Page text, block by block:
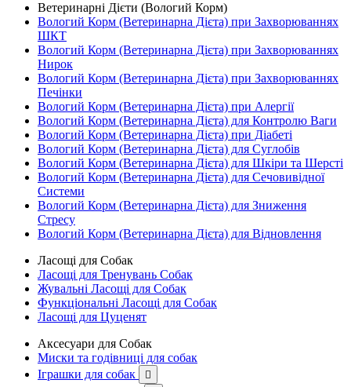
Ветеринарні Дієти (Вологий Корм)
Вологий Корм (Ветеринарна Дієта) при Захворюваннях
ШКТ
Вологий Корм (Ветеринарна Дієта) при Захворюваннях
Нирок
Вологий Корм (Ветеринарна Дієта) при Захворюваннях
Печінки
Вологий Корм (Ветеринарна Дієта) при Алергії
Вологий Корм (Ветеринарна Дієта) для Контролю Ваги
Вологий Корм (Ветеринарна Дієта) при Діабеті
Вологий Корм (Ветеринарна Дієта) для Суглобів
Вологий Корм (Ветеринарна Дієта) для Шкіри та Шерсті
Вологий Корм (Ветеринарна Дієта) для Сечовивідної
Системи
Вологий Корм (Ветеринарна Дієта) для Зниження
Стресу
Вологий Корм (Ветеринарна Дієта) для Відновлення
Ласощі для Собак
Ласощі для Тренувань Собак
Жувальні Ласощі для Собак
Функціональні Ласощі для Собак
Ласощі для Цуценят
Аксесуари для Собак
Миски та годівниці для собак
Іграшки для собак
